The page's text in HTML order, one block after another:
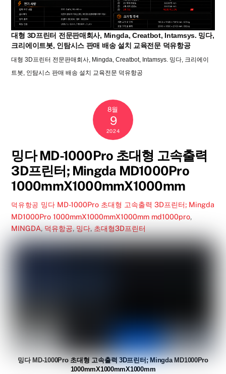
대형 3D프린터 전문판매회사, Mingda, Creatbot, Intamsys. 밍다,
크리에이트봇, 인탐시스 판매 배송 설치 교육전문 덕유항공
대형 3D프린터 전문판매회사, Mingda, Creatbot, Intamsys. 밍다, 크리에이
트봇, 인탐시스 판매 배송 설치 교육전문 덕유항공
8월
9
2024
밍다 MD-1000Pro 초대형 고속출력
3D프린터; Mingda MD1000Pro
1000mmX1000mmX1000mm
덕유항공 밍다 MD-1000Pro 초대형 고속출력 3D프린터; Mingda
MD1000Pro 1000mmX1000mmX1000mm md1000pro,
MINGDA, 덕유항공, 밍다, 초대형3D프린터
밍다 MD-1000Pro 초대형 고속출력 3D프린터; Mingda MD1000Pro
1000mmX1000mmX1000mm